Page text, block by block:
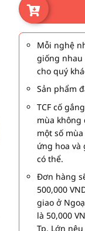
Mỗi nghệ
giống nhau
cho quý
Sản phẩm
TCF cố
mùa không
một số
ứng hoa
có thể.
Đơn hàng
500,000
giao ở
là 50,000
Tp. Lớn